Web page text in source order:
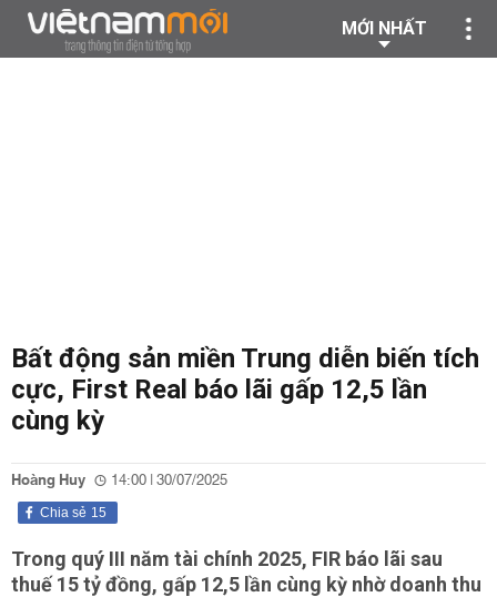
MỚI NHẤT
Bất động sản miền Trung diễn biến tích
cực, First Real báo lãi gấp 12,5 lần
cùng kỳ
Hoàng Huy 14:00 | 30/07/2025
15
Chia sẻ
Trong quý III năm tài chính 2025, FIR báo lãi sau
thuế 15 tỷ đồng, gấp 12,5 lần cùng kỳ nhờ doanh thu